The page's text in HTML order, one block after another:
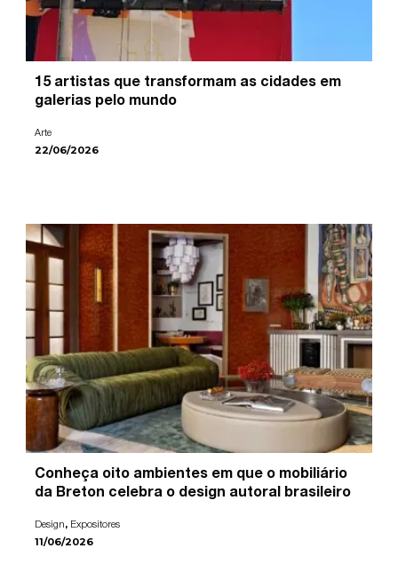
15 artistas que transformam as cidades em
galerias pelo mundo
Arte
22/06/2026
Conheça oito ambientes em que o mobiliário
da Breton celebra o design autoral brasileiro
Design, Expositores
11/06/2026